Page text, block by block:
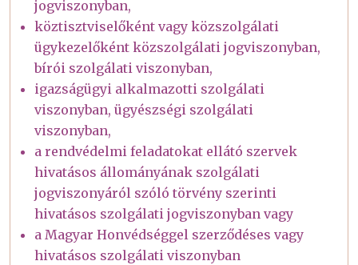
jogviszonyban,
köztisztviselőként vagy közszolgálati
ügykezelőként közszolgálati jogviszonyban,
bírói szolgálati viszonyban,
igazságügyi alkalmazotti szolgálati
viszonyban, ügyészségi szolgálati
viszonyban,
a rendvédelmi feladatokat ellátó szervek
hivatásos állományának szolgálati
jogviszonyáról szóló törvény szerinti
hivatásos szolgálati jogviszonyban vagy
a Magyar Honvédséggel szerződéses vagy
hivatásos szolgálati viszonyban